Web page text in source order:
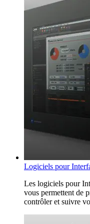
Logiciels pour
Les logiciels pour
vous permettent de
contrôler et suivre